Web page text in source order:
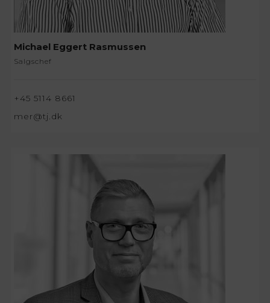
Michael Eggert Rasmussen
Salgschef
+45 5114 8661
mer@tj.dk